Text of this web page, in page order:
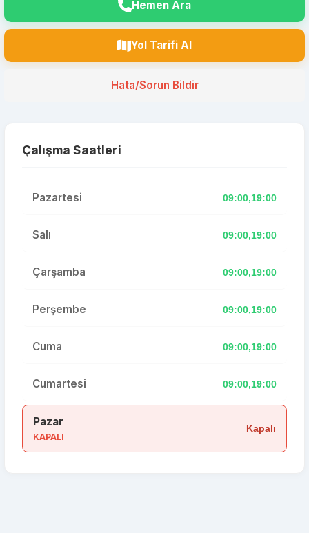
Hemen Ara
Yol Tarifi Al
Hata/Sorun Bildir
Çalışma Saatleri
Pazartesi 09:00,19:00
Salı 09:00,19:00
Çarşamba 09:00,19:00
Perşembe 09:00,19:00
Cuma 09:00,19:00
Cumartesi 09:00,19:00
Pazar
KAPALI
Kapalı